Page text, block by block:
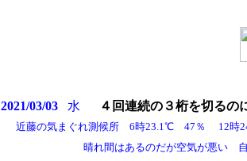
2021/03/03 水 ４回連続の３桁を切るの
近藤の気まぐれ測候所 6時23.1℃ 47％
晴れ間はあるのだが空気が悪い 自然発火